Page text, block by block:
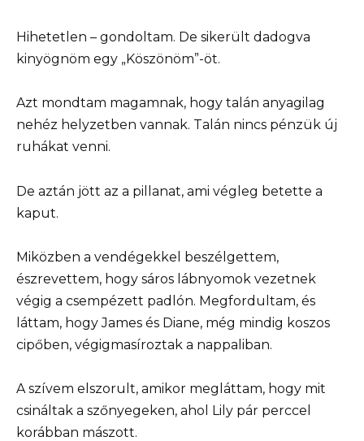
Hihetetlen – gondoltam. De sikerült dadogva
kinyögnöm egy „Köszönöm”-öt.
Azt mondtam magamnak, hogy talán anyagilag
nehéz helyzetben vannak. Talán nincs pénzük új
ruhákat venni.
De aztán jött az a pillanat, ami végleg betette a
kaput.
Miközben a vendégekkel beszélgettem,
észrevettem, hogy sáros lábnyomok vezetnek
végig a csempézett padlón. Megfordultam, és
láttam, hogy James és Diane, még mindig koszos
cipőben, végigmasíroztak a nappaliban.
A szívem elszorult, amikor megláttam, hogy mit
csináltak a szőnyegeken, ahol Lily pár perccel
korábban mászott.